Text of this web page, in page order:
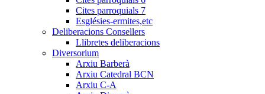
Cites parroquials 7
Esglésies-ermites,etc
Deliberacions Consellers
Llibretes deliberacions
Diversorium
Arxiu Barberà
Arxiu Catedral BCN
Arxiu C-A